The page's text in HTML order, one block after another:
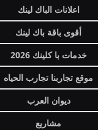
اعلانات الباك لينك
أقوى باقة باك لينك
خدمات با كلينك 2026
موقع تجاربنا تجارب الحياه
ديوان العرب
مشاريع